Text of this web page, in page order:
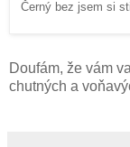
Černý bez jsem si
Doufám, že vám
chutných a